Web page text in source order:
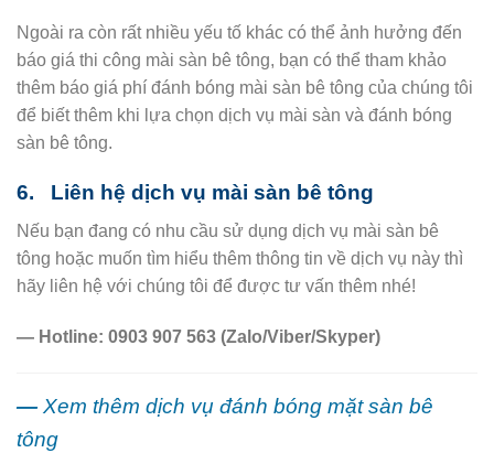
Ngoài ra còn rất nhiều yếu tố khác có thể ảnh hưởng đến
báo giá thi công mài sàn bê tông, bạn có thể tham khảo
thêm báo giá phí đánh bóng mài sàn bê tông của chúng tôi
để biết thêm khi lựa chọn dịch vụ mài sàn và đánh bóng
sàn bê tông.
6. Liên hệ dịch vụ mài sàn bê tông
Nếu bạn đang có nhu cầu sử dụng dịch vụ mài sàn bê
tông hoặc muốn tìm hiểu thêm thông tin về dịch vụ này thì
hãy liên hệ với chúng tôi để được tư vấn thêm nhé!
— Hotline: 0903 907 563 (Zalo/Viber/Skyper)
— Xem thêm dịch vụ đánh bóng mặt sàn bê
tông